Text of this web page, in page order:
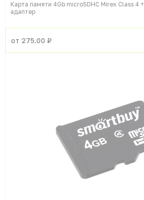
Карта памяти 4Gb microSDHC Mirex Class 4 +
адаптер
от 275.00 ₽